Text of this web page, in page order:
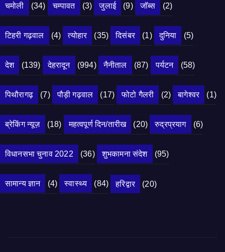
चमोली (34) चम्पावत (3) जुलाई (9) जॉब्स (2)
टिहरी गढ़वाल (4) त्योहार (35) दिसंबर (1) दुनिया (5)
देश (139) देहरादून (994) नैनीताल (87) पर्यटन (58)
पिथौरागढ़ (7) पौड़ी गढ़वाल (17) फोटो गैलरी (2) बागेश्वर (1)
ब्रेकिंग न्यूज़ (18) महत्वपूर्ण दिन/तारीख (20) रुद्रप्रयाग (6)
विधानसभा चुनाव 2022 (36) शुभकामना संदेश (95)
सामान्य ज्ञान (4) स्वास्थ्य (84) हरिद्वार (20)